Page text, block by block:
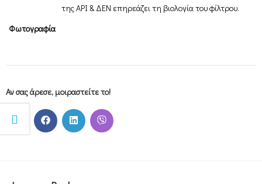
της API & ΔΕΝ επηρεάζει τη βιολογία του φίλτρου.
Φωτογραφία
Αν σας άρεσε, μοιραστείτε το!